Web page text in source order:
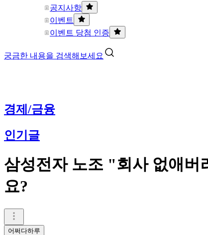
공지사항
이벤트
이벤트 당첨 인증
궁금한 내용을 검색해보세요
경제/금융
인기글
삼성전자 노조 "회사 없애
요?
어쩌다하루